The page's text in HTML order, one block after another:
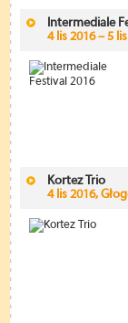
Intermediale
4 lis 2016 – 5
Kortez Trio
4 lis 2016,